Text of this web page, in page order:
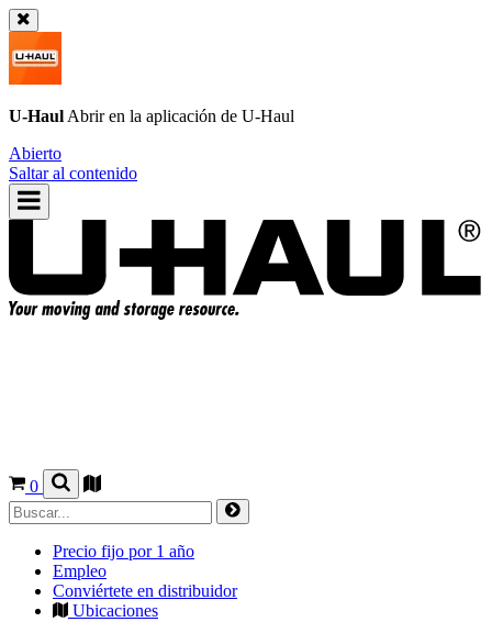
U-Haul Abrir en la aplicación de U-Haul
Abierto
Saltar al contenido
0
Precio fijo por 1 año
Empleo
Conviértete en distribuidor
Ubicaciones